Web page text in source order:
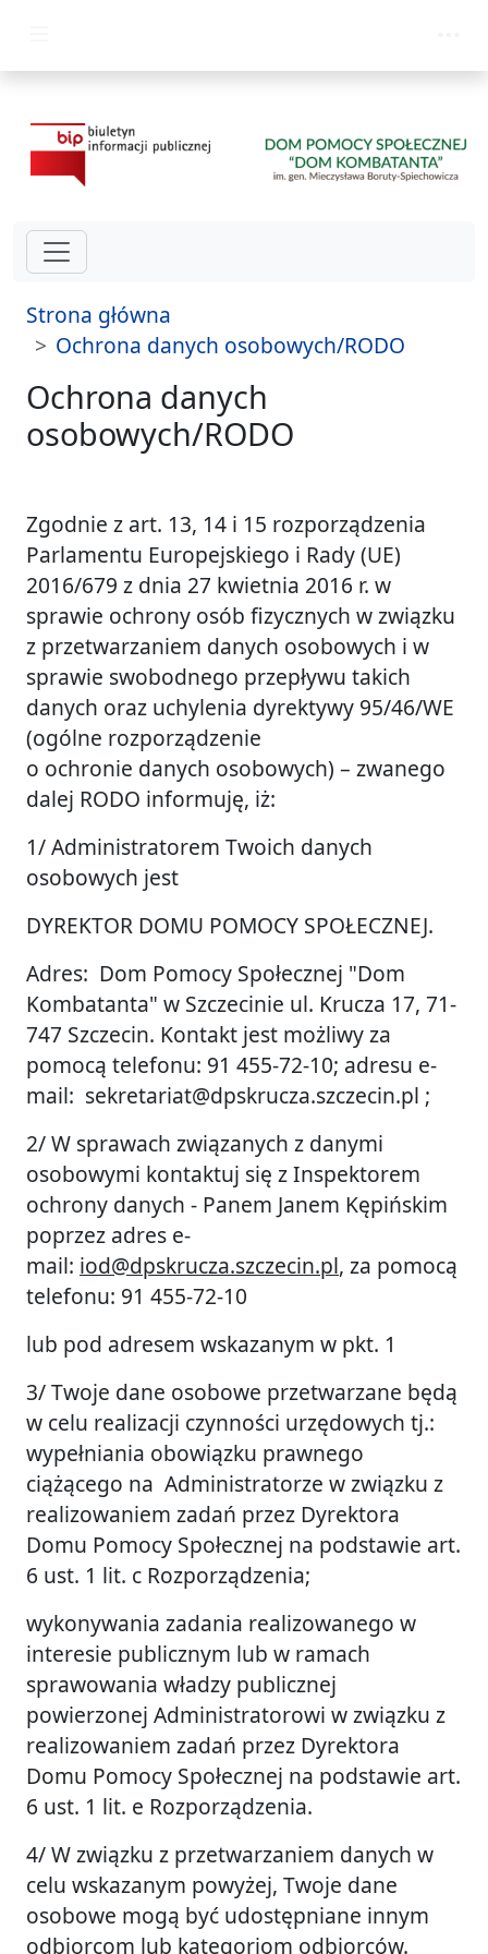
Strona główna
Ochrona danych osobowych/RODO
Ochrona danych
osobowych/RODO
Zgodnie z art. 13, 14 i 15 rozporządzenia
Parlamentu Europejskiego i Rady (UE)
2016/679 z dnia 27 kwietnia 2016 r. w
sprawie ochrony osób fizycznych w związku
z przetwarzaniem danych osobowych i w
sprawie swobodnego przepływu takich
danych oraz uchylenia dyrektywy 95/46/WE
(ogólne rozporządzenie
o ochronie danych osobowych) – zwanego
dalej RODO informuję, iż:
1/ Administratorem Twoich danych
osobowych jest
DYREKTOR DOMU POMOCY SPOŁECZNEJ.
Adres: Dom Pomocy Społecznej "Dom
Kombatanta" w Szczecinie ul. Krucza 17, 71-
747 Szczecin. Kontakt jest możliwy za
pomocą telefonu: 91 455-72-10; adresu e-
mail: sekretariat@dpskrucza.szczecin.pl ;
2/ W sprawach związanych z danymi
osobowymi kontaktuj się z Inspektorem
ochrony danych - Panem Janem Kępińskim
poprzez adres e-
mail: iod@dpskrucza.szczecin.pl, za pomocą
telefonu: 91 455-72-10
lub pod adresem wskazanym w pkt. 1
3/ Twoje dane osobowe przetwarzane będą
w celu realizacji czynności urzędowych tj.:
wypełniania obowiązku prawnego
ciążącego na Administratorze w związku z
realizowaniem zadań przez Dyrektora
Domu Pomocy Społecznej na podstawie art.
6 ust. 1 lit. c Rozporządzenia;
wykonywania zadania realizowanego w
interesie publicznym lub w ramach
sprawowania władzy publicznej
powierzonej Administratorowi w związku z
realizowaniem zadań przez Dyrektora
Domu Pomocy Społecznej na podstawie art.
6 ust. 1 lit. e Rozporządzenia.
4/ W związku z przetwarzaniem danych w
celu wskazanym powyżej, Twoje dane
osobowe mogą być udostępniane innym
odbiorcom lub kategoriom odbiorców.